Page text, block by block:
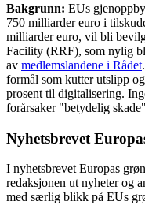
Bakgrunn: EUs
750 milliarder euro i
milliarder euro, vil bli
Facility (RRF), som nylig
av medlemslandene i Rådet
formål som kutter utslipp
prosent til digitalisering.
forårsaker "betydelig
Nyhetsbrevet
I nyhetsbrevet Europas
redaksjonen ut nyheter og
med særlig blikk på EUs